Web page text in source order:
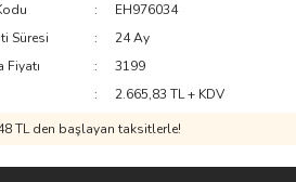
EH976034
Süresi
24 Ay
Fiyatı
3199
2.665,83 TL + KDV
TL den başlayan taksitlerle!